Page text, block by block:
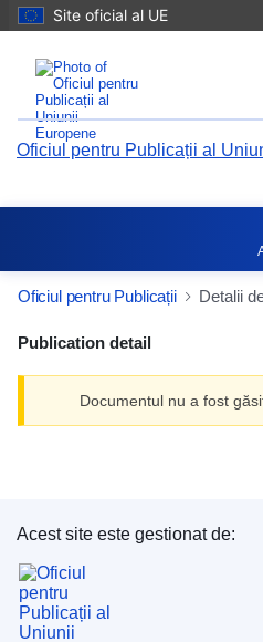
Site oficial al UE
Oficiul pentru Publicații al
Oficiul pentru Publicații Detalii
Publication detail
Documentul nu a fost
Oficiul pentru Publicații
Acest site este gestionat de: